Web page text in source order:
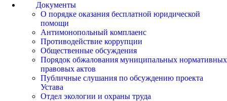
Документы
О порядке оказания бесплатной юридической
помощи
Антимонопольный комплаенс
Противодействие коррупции
Общественные обсуждения
Порядок обжалования муниципальных нормативных
правовых актов
Публичные слушания по обсуждению проекта
Устава
Отдел экологии и охраны труда